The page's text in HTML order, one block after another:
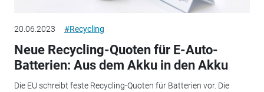
20.06.2023 #Recycling
Neue Recycling-Quoten für E-Auto-
Batterien: Aus dem Akku in den Akku
Die EU schreibt feste Recycling-Quoten für Batterien vor. Die